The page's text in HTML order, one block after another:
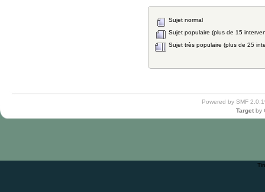
Sujet normal
Sujet populaire (plus de 15
Sujet très populaire (plus de 25
Powered by SMF
Target by